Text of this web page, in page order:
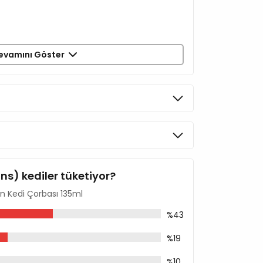
daima temiz su bulundurulması tavsiye
içindir. Serin ve kuru bir yerde saklayınız.
Göster
kediler tüketiyor?
Kedi Çorbası 135ml
%43
%19